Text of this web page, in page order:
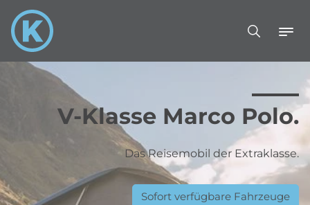
V-Klasse Marco Polo.
Das Reisemobil der Extraklasse.
Sofort verfügbare Fahrzeuge